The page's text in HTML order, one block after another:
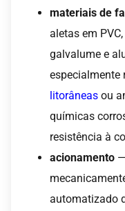
materiais de
aletas em
galvalume e
especialmente
litorâneas ou
químicas
resistência à
acionamento
automatizado